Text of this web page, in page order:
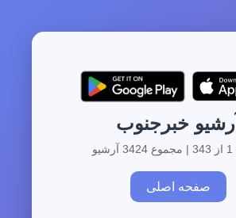
آرشیو خبرجنوب
صفحه اصلی